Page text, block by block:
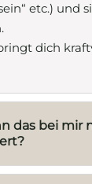
etc.) und
dich
das bei mir